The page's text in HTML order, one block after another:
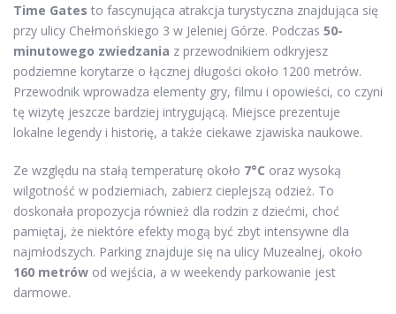
Time Gates to fascynująca atrakcja turystyczna znajdująca się
przy ulicy Chełmońskiego 3 w Jeleniej Górze. Podczas 50-
minutowego zwiedzania z przewodnikiem odkryjesz
podziemne korytarze o łącznej długości około 1200 metrów.
Przewodnik wprowadza elementy gry, filmu i opowieści, co czyni
tę wizytę jeszcze bardziej intrygującą. Miejsce prezentuje
lokalne legendy i historię, a także ciekawe zjawiska naukowe.
Ze względu na stałą temperaturę około 7°C oraz wysoką
wilgotność w podziemiach, zabierz cieplejszą odzież. To
doskonała propozycja również dla rodzin z dziećmi, choć
pamiętaj, że niektóre efekty mogą być zbyt intensywne dla
najmłodszych. Parking znajduje się na ulicy Muzealnej, około
160 metrów od wejścia, a w weekendy parkowanie jest
darmowe.